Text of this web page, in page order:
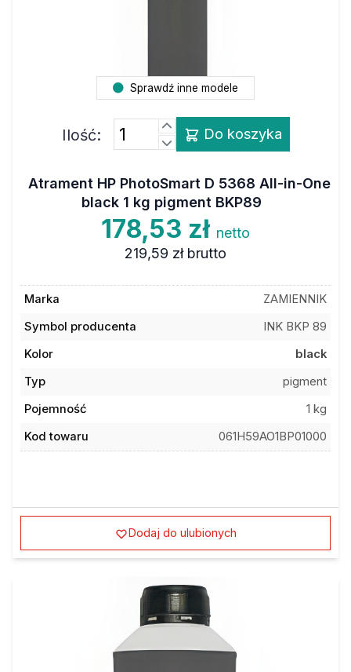
Sprawdź inne modele
Ilość: Do koszyka
Atrament HP PhotoSmart D 5368 All-in-One
black 1 kg pigment BKP89
178,53 zł netto
219,59 zł brutto
Marka
ZAMIENNIK
Symbol producenta
INK BKP 89
Kolor
black
Typ
pigment
Pojemność
1 kg
Kod towaru
061H59AO1BP01000
Dodaj do ulubionych